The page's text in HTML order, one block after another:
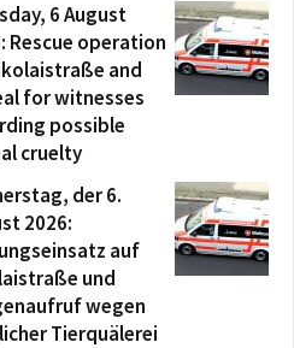
6 August
Rescue operation
and
for witnesses
possible
cruelty
der 6.
2026:
auf
und
wegen
Tierquälerei